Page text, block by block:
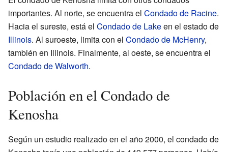
importantes. Al norte, se encuentra el Condado de Racine.
Hacia el sureste, está el Condado de Lakeen el estado de
Illinois. Al suroeste, limita con el Condado de McHenry,
también en Illinois. Finalmente, al oeste, se encuentra el
Condado de Walworth.
Población en el Condado de
Kenosha
Según un estudio realizado en el año 2000, el condado de